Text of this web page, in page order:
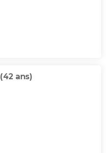
(42 ans)